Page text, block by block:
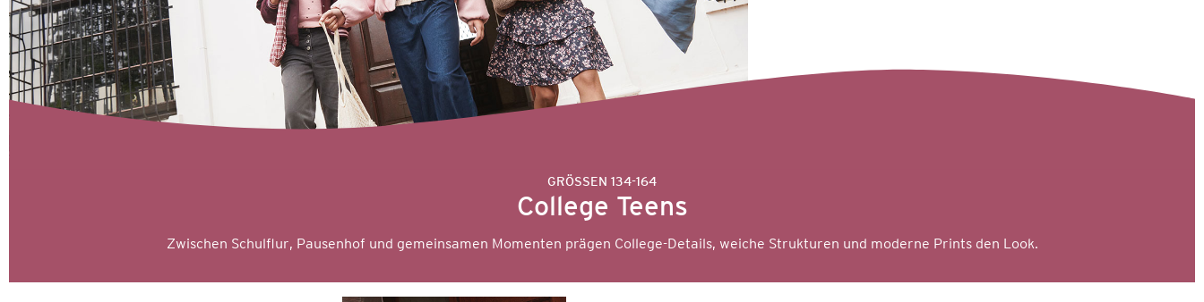
GRÖSSEN 134-164
College Teens
Zwischen Schulflur, Pausenhof und gemeinsamen Momenten prägen College-Details, weiche Strukturen und moderne Prints den Look.